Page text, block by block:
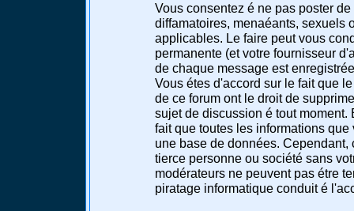
Vous consentez é ne pas poster
diffamatoires, menaéants, sexuels
applicables. Le faire peut vous
permanente (et votre fournisseur
de chaque message est
Vous étes d'accord sur le fait que
de ce forum ont le droit de
sujet de discussion é tout
fait que toutes les informations
une base de données.
tierce personne ou société sans
modérateurs ne peuvent pas étre
piratage informatique conduit é